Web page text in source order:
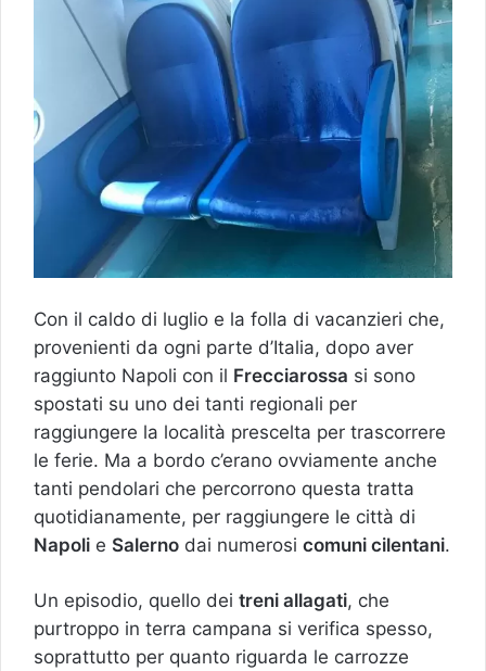
Con il caldo di luglio e la folla di vacanzieri che,
provenienti da ogni parte d’Italia, dopo aver
raggiunto Napoli con il Frecciarossa si sono
spostati su uno dei tanti regionali per
raggiungere la località prescelta per trascorrere
le ferie. Ma a bordo c’erano ovviamente anche
tanti pendolari che percorrono questa tratta
quotidianamente, per raggiungere le città di
Napoli e Salerno dai numerosi comuni cilentani.
Un episodio, quello dei treni allagati, che
purtroppo in terra campana si verifica spesso,
soprattutto per quanto riguarda le carrozze